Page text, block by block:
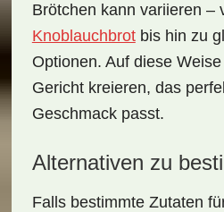
Brötchen kann variieren –
Knoblauchbrotbis hin zu
Optionen. Auf diese
Gericht kreieren, das
Geschmack passt.
Alternativen zu
Falls bestimmte Zutaten